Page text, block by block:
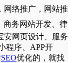
， 网络推广 ， 网站推
商务网站开发
律
安网页设计
服务
程序
APP开
SEO优化的，就找